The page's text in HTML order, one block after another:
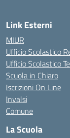
Link Esterni
MIUR
Ufficio Scolastico
Ufficio Scolastico
Scuola in Chiaro
Iscrizioni On Line
Invalsi
Comune
La Scuola